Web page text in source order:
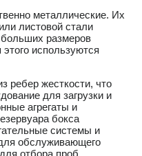
металлические. Их
листовой стали
размеров
используются
ребер жесткости, что
для загрузки и
агрегаты и
бокса
системы и
обслуживающего